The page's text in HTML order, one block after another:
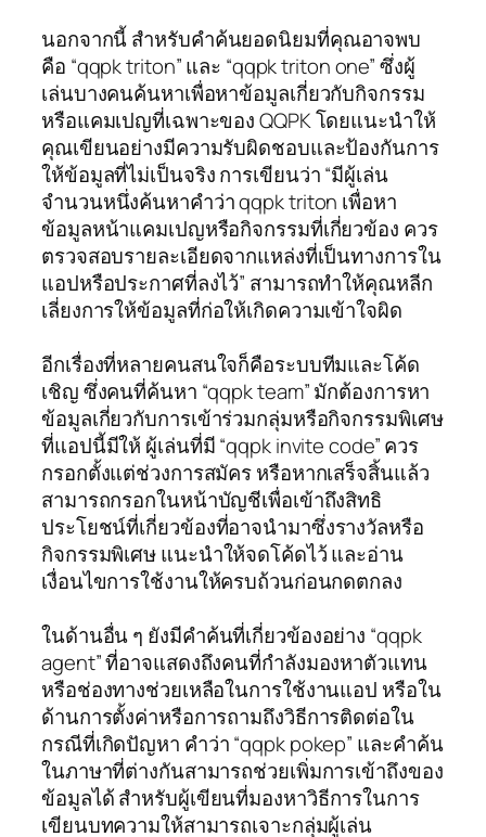
นอกจากนี้ สำหรับคำค้นยอดนิยมที่คุณอาจพบ
คือ “qqpk triton” และ “qqpk triton one” ซึ่งผู้
เล่นบางคนค้นหาเพื่อหาข้อมูลเกี่ยวกับกิจกรรม
หรือแคมเปญที่เฉพาะของ QQPK โดยแนะนำให้
คุณเขียนอย่างมีความรับผิดชอบและป้องกันการ
ให้ข้อมูลที่ไม่เป็นจริง การเขียนว่า “มีผู้เล่น
จำนวนหนึ่งค้นหาคำว่า qqpk triton เพื่อหา
ข้อมูลหน้าแคมเปญหรือกิจกรรมที่เกี่ยวข้อง ควร
ตรวจสอบรายละเอียดจากแหล่งที่เป็นทางการใน
แอปหรือประกาศที่ลงไว้” สามารถทำให้คุณหลีก
เลี่ยงการให้ข้อมูลที่ก่อให้เกิดความเข้าใจผิด
อีกเรื่องที่หลายคนสนใจก็คือระบบทีมและโค้ด
เชิญ ซึ่งคนที่ค้นหา “qqpk team” มักต้องการหา
ข้อมูลเกี่ยวกับการเข้าร่วมกลุ่มหรือกิจกรรมพิเศษ
ที่แอปนี้มีให้ ผู้เล่นที่มี “qqpk invite code” ควร
กรอกตั้งแต่ช่วงการสมัคร หรือหากเสร็จสิ้นแล้ว
สามารถกรอกในหน้าบัญชีเพื่อเข้าถึงสิทธิ
ประโยชน์ที่เกี่ยวข้องที่อาจนำมาซึ่งรางวัลหรือ
กิจกรรมพิเศษ แนะนำให้จดโค้ดไว้ และอ่าน
เงื่อนไขการใช้งานให้ครบถ้วนก่อนกดตกลง
ในด้านอื่น ๆ ยังมีคำค้นที่เกี่ยวข้องอย่าง “qqpk
agent” ที่อาจแสดงถึงคนที่กำลังมองหาตัวแทน
หรือช่องทางช่วยเหลือในการใช้งานแอป หรือใน
ด้านการตั้งค่าหรือการถามถึงวิธีการติดต่อใน
กรณีที่เกิดปัญหา คำว่า “qqpk pokер” และคำค้น
ในภาษาที่ต่างกันสามารถช่วยเพิ่มการเข้าถึงของ
ข้อมูลได้ สำหรับผู้เขียนที่มองหาวิธีการในการ
เขียนบทความให้สามารถเจาะกลุ่มผู้เล่น